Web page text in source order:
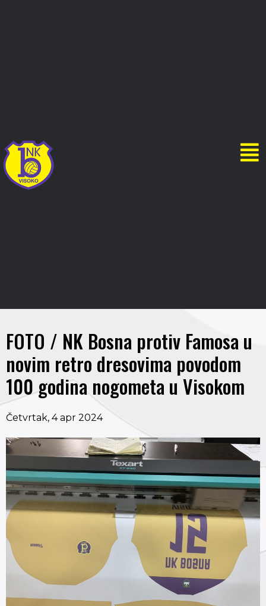
FOTO / NK Bosna protiv Famosa u
novim retro dresovima povodom
100 godina nogometa u Visokom
Četvrtak, 4 apr 2024